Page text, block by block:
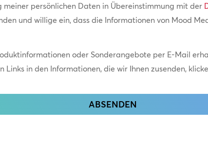
persönlichen Daten in Übereinstimmung mit der
und willige ein, dass die Informationen von Mood
oder Sonderangebote per E-Mail
in den Informationen, die wir Ihnen zusenden,